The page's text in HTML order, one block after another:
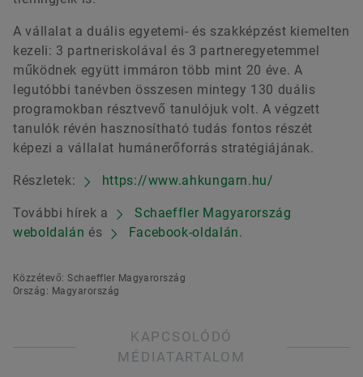
A vállalat a duális egyetemi- és szakképzést kiemelten
kezeli: 3 partneriskolával és 3 partneregyetemmel
működnek együtt immáron több mint 20 éve. A
legutóbbi tanévben összesen mintegy 130 duális
programokban résztvevő tanulójuk volt. A végzett
tanulók révén hasznosítható tudás fontos részét
képezi a vállalat humánerőforrás stratégiájának.
Részletek: https://www.ahkungarn.hu/
További hírek a
Schaeffler Magyarország
weboldalán és Facebook-oldalán.
Közzétevő: Schaeffler Magyarország
Ország: Magyarország
KAPCSOLÓDÓ
MÉDIATARTALOM